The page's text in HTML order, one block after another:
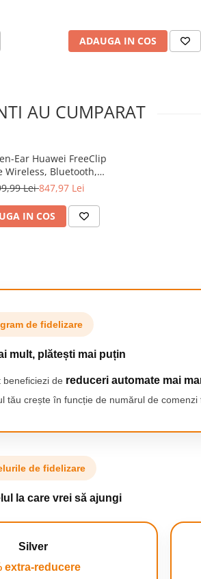
ADAUGA IN COS
AU CUMPARAT
Ear Huawei FreeClip
Wireless, Bluetooth,
38 ore, Blue +
Lei847,97 Lei
IN COS
de fidelizare
mult, plătești mai puțin
de reduceri automate mai
tău crește în funcție de numărul de comenzi
de fidelizare
la care vrei să ajungi
Silver
extra-reducere